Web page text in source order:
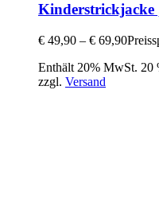
Kinderstrickjacke
€ 49,90 – € 69,90
Enthält 20% MwSt. 20
zzgl. Versand